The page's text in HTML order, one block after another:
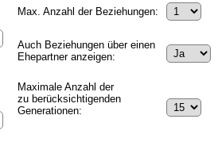
Max. Anzahl der Beziehungen:
Auch Beziehungen über einen
Ehepartner anzeigen:
Maximale Anzahl der
zu berücksichtigenden
Generationen: